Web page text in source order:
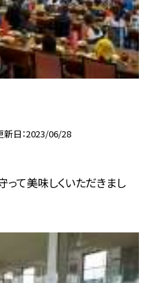
新日 2023/06/28
って美味しくいただきまし